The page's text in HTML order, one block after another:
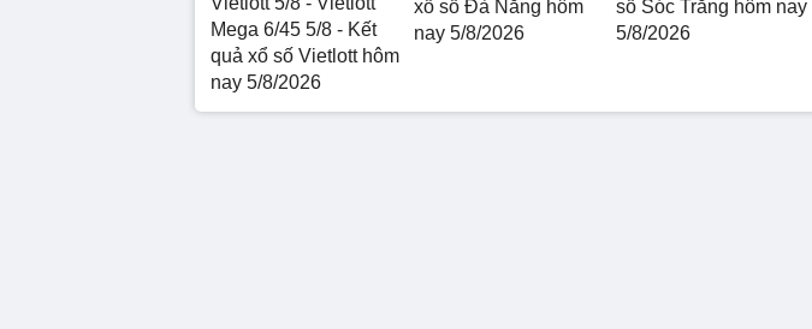
Mega 6/45 5/8 - Kết
quả xổ số Vietlott hôm
nay 5/8/2026
xổ số Đà Nẵng hôm
nay 5/8/2026
số Sóc Trăng hôm nay
5/8/2026